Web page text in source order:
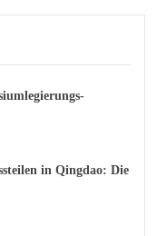
in Qingdao: Die